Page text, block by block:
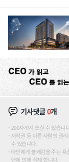
기사댓글0개
200자까지 쓰실 수 있습
저작권 등 다른 사람의 권
수 있습니다.
타인에게 불쾌감을 주는
단에 의해 삭제 합니다.